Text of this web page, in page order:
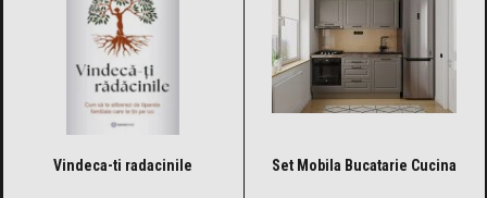
Vindeca-ti radacinile Set Mobila Bucatarie Cucina